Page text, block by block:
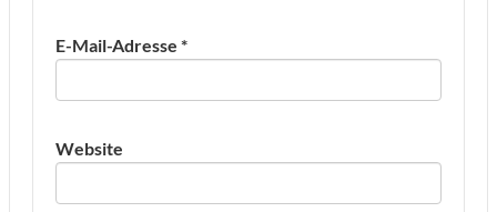
E-Mail-Adresse *
Website